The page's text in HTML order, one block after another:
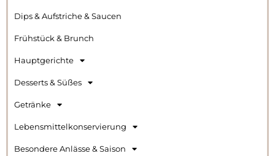
Dips & Aufstriche & Saucen
Frühstück & Brunch
Hauptgerichte
Desserts & Süßes
Getränke
Lebensmittelkonservierung
Besondere Anlässe & Saison